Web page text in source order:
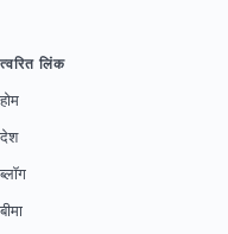
त्वरित लिंक
होम
देश
ब्लॉग
बीमा